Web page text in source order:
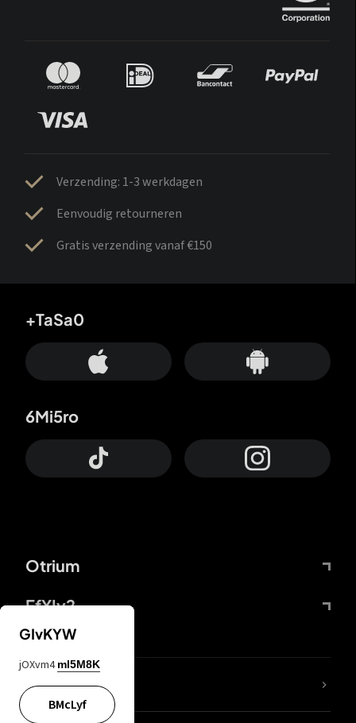
Verzending: 1-3 werkdagen
Eenvoudig retourneren
Gratis verzending vanaf €150
Otrium
FfYIy2
+TaSa0
6Mi5ro
ZbBJcb
GIvKYW
jOXvm4 mI5M8K
BMcLyf